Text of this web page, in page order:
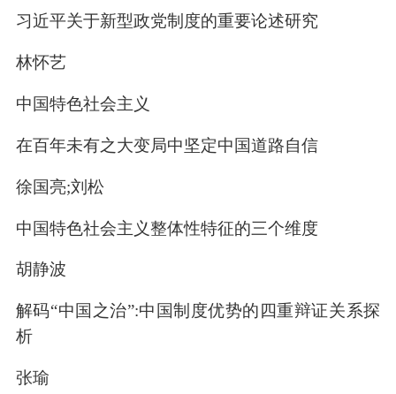
习近平关于新型政党制度的重要论述研究
林怀艺
中国特色社会主义
在百年未有之大变局中坚定中国道路自信
徐国亮;刘松
中国特色社会主义整体性特征的三个维度
胡静波
解码“中国之治”:中国制度优势的四重辩证关系探
析
张瑜